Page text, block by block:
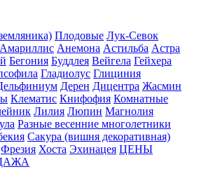
Плодовые Лук-Севок
Амариллис Анемона Астильба Астра
Бегония Буддлея Вейгела Гейхера
Гладиолус Глициния
Дерен Дицентра Жасмин
Клематис Книфофия Комнатные
Лилия Люпин Магнолия
Разные весенние многолетники
Сакура (вишня декоративная)
Фрезия Хоста Эхинацея ЦЕНЫ